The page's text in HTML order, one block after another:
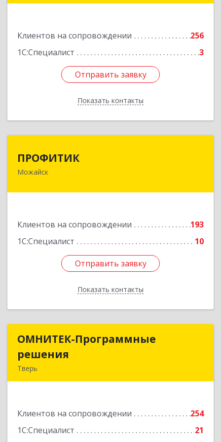
Клиентов на сопровождении
256
1С:Специалист
3
Отправить заявку
Показать контакты
Отправить заявку
Назад
ПРОФИТИК
Можайск
Клиентов на сопровождении
193
1С:Специалист
10
Отправить заявку
Показать контакты
143200, Московская обл, Можайский р-н,
Отправить заявку
Назад
ОМНИТЕК-Программные
решения
Тверь
Клиентов на сопровождении
254
1С:Специалист
21
ОМНИТЕК-Программные
Подробнее